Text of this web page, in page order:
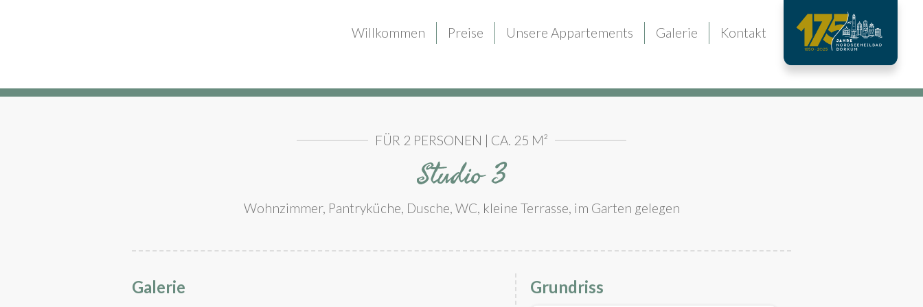
Willkommen Preise Unsere Appartements Galerie Kontakt
FÜR 2 PERSONEN | CA. 25 M²
Studio 3
Wohnzimmer, Pantryküche, Dusche, WC, kleine Terrasse, im Garten gelegen
Galerie Grundriss